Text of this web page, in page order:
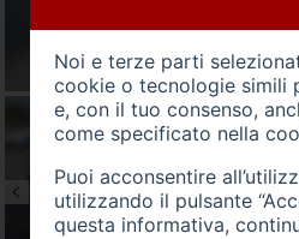
Noi e terze parti
cookie o tecnologie simili
e, con il tuo consenso,
come specificato nella
Puoi acconsentire
utilizzando il pulsante
questa informativa,